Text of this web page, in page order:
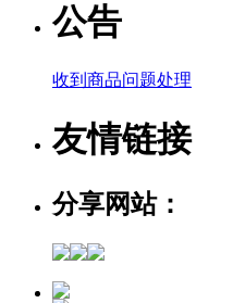
公告
收到商品问题处理
友情链接
分享网站：